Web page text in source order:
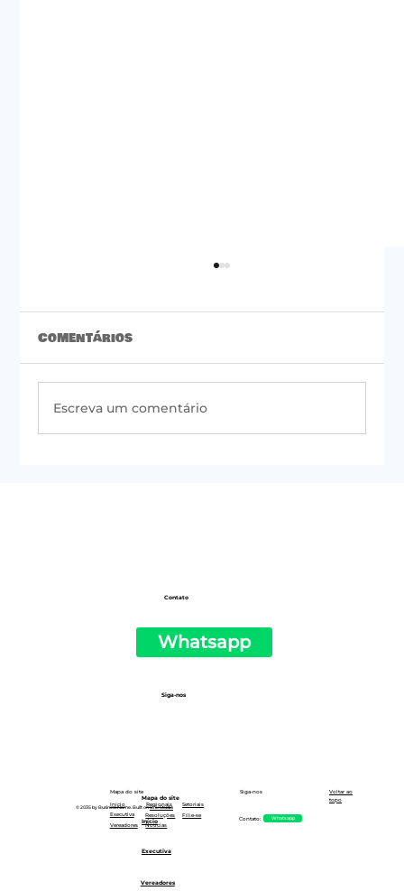
Comentários
Escreva um comentário
© 2035 by Business Name. Built onWix Studio
Mapa do site
Início Regionais
Setoriais
Executiva
Resoluções
Filie-se
Vereadores
Notícias
Siga-nos
Contato: Whatsapp
Voltar ao
topo
Executiva
Início
Mapa do site
Vereadores
Contato
Whatsapp
Siga-nos